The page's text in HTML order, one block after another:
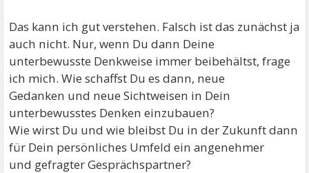
oder doch etwas anderes?
Das kann ich gut verstehen. Falsch ist das zunächst ja
auch nicht. Nur, wenn Du dann Deine
unterbewusste Denkweise immer beibehältst, frage
ich mich. Wie schaffst Du es dann, neue
Gedanken und neue Sichtweisen in Dein
unterbewusstes Denken einzubauen?
Wie wirst Du und wie bleibst Du in der Zukunft dann
für Dein persönliches Umfeld ein angenehmer
und gefragter Gesprächspartner?